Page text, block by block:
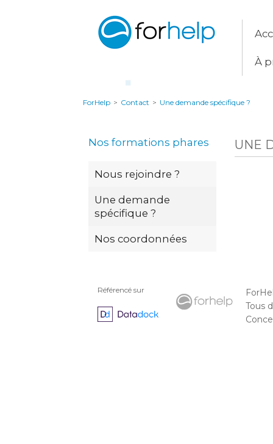
À
ForHelp > Contact > Une demande spécifique ?
Nos formations phares
Nous rejoindre ?
Une demande
spécifique ?
Nos coordonnées
UNE
Référencé sur
Tous